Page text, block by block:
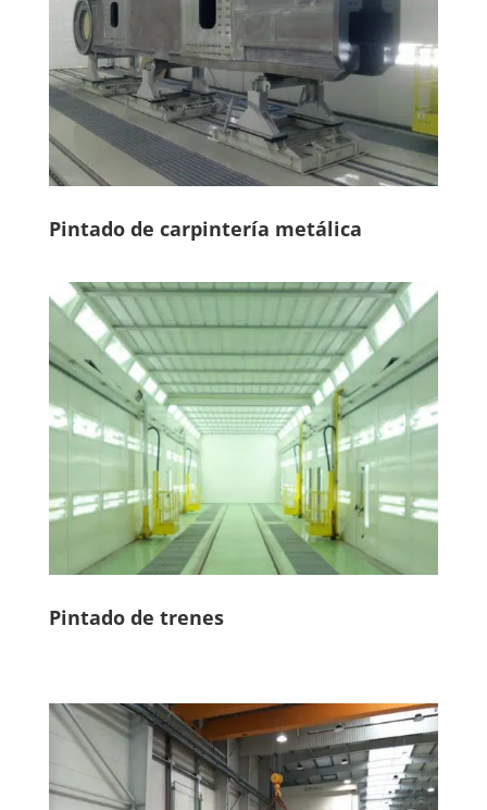
Pintado de carpintería metálica
Pintado de trenes